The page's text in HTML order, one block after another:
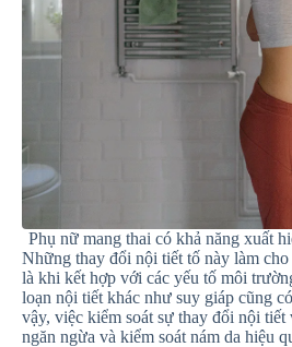
Phụ nữ mang thai có khả năng xuất
Những thay đổi nội tiết tố này làm
là khi kết hợp với các yếu tố môi
loạn nội tiết khác như suy giáp cũng
vậy, việc kiểm soát sự thay đổi nội tiết
ngăn ngừa và kiểm soát nám da hiệu